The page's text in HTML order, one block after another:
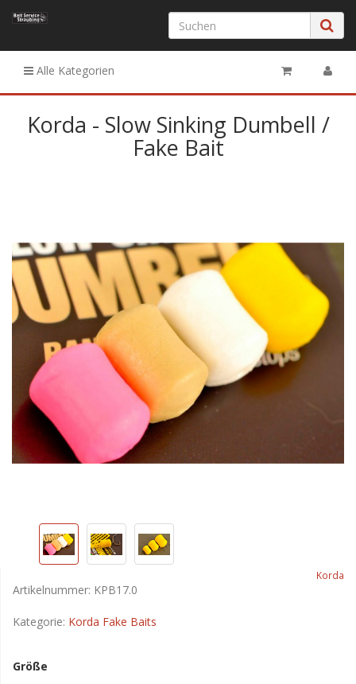
Alle Kategorien
Korda - Slow Sinking Dumbell /
Fake Bait
Korda
Artikelnummer: KPB17.0
Kategorie: Korda Fake Baits
Größe